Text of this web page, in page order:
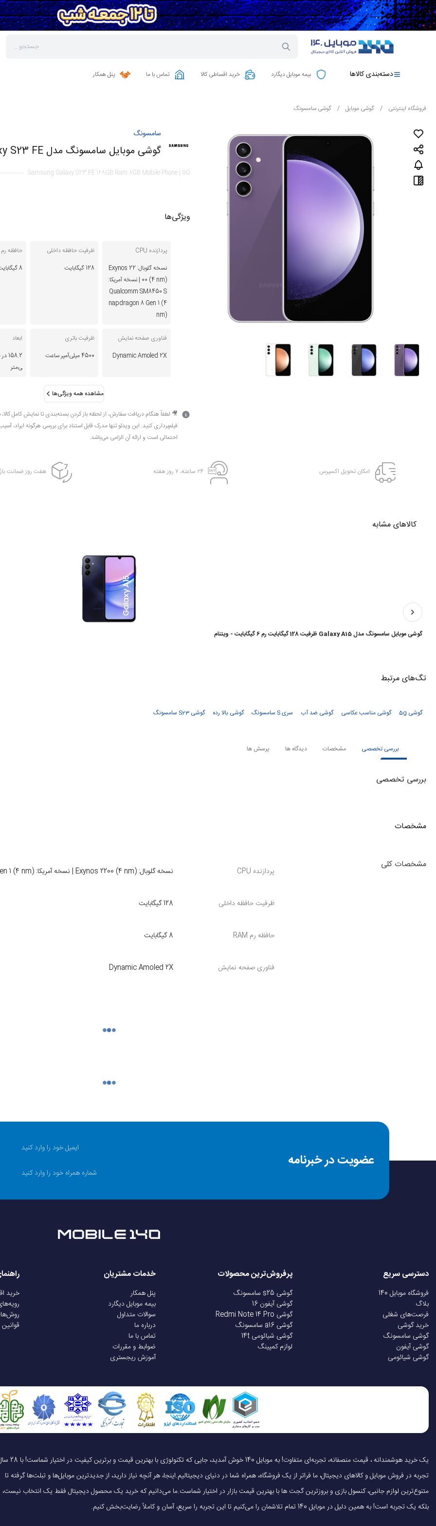
دسته‌بندی کالاها بیمه موبایل دیگارد خرید اقساطی کالا تماس با ما پنل همکار
فروشگاه اینترنتی / گوشی موبایل / گوشی سامسونگ
سامسونگ
گوشی موبایل سامسونگ مدل Galaxy S23 FE ظرفیت 128 گیگابایت رم 8 گیگابایت | 5G
Samsung Galaxy S23 FE 128GB Ram 8GB Mobile Phone | 5G
ویژگی‌ها
پردازنده CPU
نسخه گلوبال: Exynos 22
00 (4 nm) | نسخه آمریکا:
Qualcomm SM8450 S
napdragon 8 Gen 1 (4
nm)
ظرفیت حافظه داخلی
128 گیگابایت
حافظه رم RAM
8 گیگابایت
فناوری صفحه نمایش
Dynamic Amoled 2X
ظرفیت باتری
4500 میلی‌آمپر ساعت
ابعاد
ی‌متر
مشاهده همه ویژگی‌ها
🎥 لطفاً هنگام دریافت سفارش، از لحظه باز کردن بسته‌بندی تا نمایش کامل
فیلم‌برداری کنید. این ویدئو تنها مدرک قابل استناد برای بررسی هرگونه ایراد،
احتمالی است و ارائه آن الزامی می‌باشد.
امکان تحویل اکسپرس ۲۴ ساعته، ۷ روز هفته هفت روز ضمانت
کالاهای مشابه
گوشی موبایل سامسونگ مدل Galaxy A15 ظرفیت 128 گیگابایت رم 6 گیگابایت - ویتنام
تگ‌های‌ مرتبط
گوشی 5g گوشی مناسب عکاسی گوشی ضد آب سری S سامسونگ گوشی بالا رده گوشی S23 سامسونگ
بررسی تخصصی مشخصات دیدگاه ها پرسش ها
بررسی تخصصی
مشخصات
مشخصات کلی
پردازنده CPU نسخه گلوبال: Exynos 2200 (4 nm) | نسخه آمریکا: Qualcomm SM8450 Snapdragon 8 Gen 1 (4 nm)
ظرفیت حافظه داخلی 128 گیگابایت
حافظه رم RAM 8 گیگابایت
فناوری صفحه نمایش Dynamic Amoled 2X
ضد آب
مقاوم در برابر گرد و غبار
فرکانس پردازنده
صفحه نمایش لمسی دارد
پردازنده‌ی گرافیکی GPU نسخه گلوبال : Xclipse 920 | نسخه آمریکا: Adreno 730
پشتیبانی از کارت حافظه جانبی ندارد
اندازه صفحه نمایش 6.4 اینچ
عضویت در خبرنامه
دسترسی سریع
فروشگاه موبایل 140
بلاگ
فرصت‌های شغلی
خرید گوشی
گوشی سامسونگ
گوشی آیفون
گوشی شیائومی
پرفروش‌ترین محصولات
گوشی s25 سامسونگ
گوشی آیفون 16
گوشی Redmi Note 14 Pro
گوشی a16 سامسونگ
گوشی شیائومی 14t
لوازم کمپینگ
خدمات مشتریان
پنل همکار
بیمه موبایل دیگارد
سوالات متداول
درباره ما
تماس با ما
ضوابط و مقررات
آموزش ریجستری
خرید
یک خرید هوشمندانه ، قیمت منصفانه، تجربه‌ای متفاوت! به موبایل 140 خوش آمدید، جایی که
تجربه در فروش موبایل و کالاهای دیجیتال، ما فراتر از یک فروشگاه، همراه شما در دنیای دیجیتالیم.اینجا، هر آنچه نیاز دارید، از جدیدترین موبایل‌ها و تبلت‌ها گرفته تا
متنوع‌ترین لوازم جانبی، کنسول بازی و بروزترین گجت ها با بهترین قیمت بازار در اختیار شماست.ما می‌دانیم که خرید یک محصول دیجیتال فقط یک انتخاب نیست،
بلکه یک تجربه است! به همین دلیل در موبایل 140 تمام تلاشمان را می‌کنیم تا این تجربه را سریع، آسان و کاملاً رضایت‌بخش کنیم.